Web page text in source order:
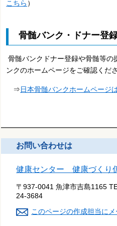
こちら ）
骨髄バンク・ドナー登
骨髄バンクドナー登録や骨髄等
ンクのホームページをご確認くださ
⇒日本骨髄バンクホームページ
お問い合わせは
健康センター 健康づくり
〒937-0041 魚津市吉島1165
24-3684
このページの作成担当に